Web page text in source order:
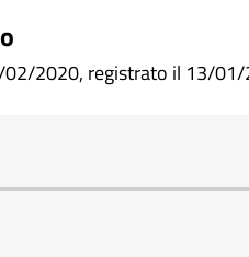
2020, registrato il 13/